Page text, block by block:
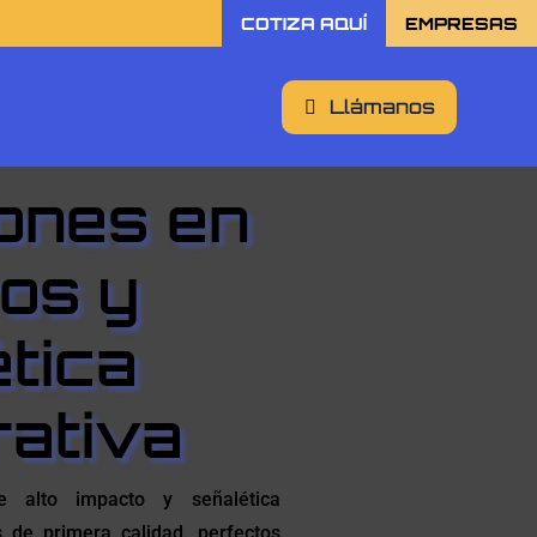
COTIZA AQUÍ EMPRESAS
Llámanos
en
y
alto impacto y señalética